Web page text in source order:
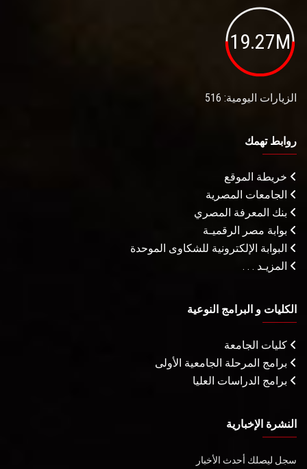
19.27M
الزيارات اليومية: 516
روابط تهمك
خريطة الموقع
الجامعات المصرية
بنك المعرفة المصري
بوابة مصر الرقميـة
البوابة الإلكترونية للشكاوى الموحدة
المزيـد . . .
الكليات و البرامج النوعية
كليات الجامعة
برامج المرحلة الجامعية الأولى
برامج الدراسات العليا
النشرة الإخبارية
سجل ليصلك أحدث الأخبار